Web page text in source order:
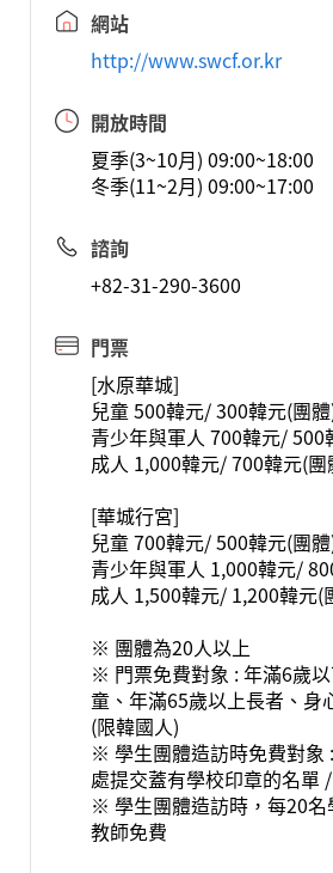
網站
http://www.swcf.or.kr
開放時間
夏季(3~10月) 09:00~18:00
冬季(11~2月) 09:00~17:00
諮詢
+82-31-290-3600
門票
[水原華城]
兒童 500韓元/ 300韓元(團
青少年與軍人 700韓元/ 500
成人 1,000韓元/ 700韓元(團
[華城行宮]
兒童 700韓元/ 500韓元(團
青少年與軍人 1,000韓元/
成人 1,500韓元/ 1,200韓元(
※ 團體為20人以上
※ 門票免費對象 : 年滿6歲
童、年滿65歲以上長者、身
(限韓國人)
※ 學生團體造訪時免費對象
處提交蓋有學校印章的名單
※ 學生團體造訪時，每20名
教師免費